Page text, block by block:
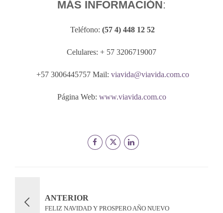
MÁS INFORMACIÓN:
Teléfono: (57 4) 448 12 52
Celulares: + 57 3206719007
+57 3006445757 Mail: viavida@viavida.com.co
Página Web: www.viavida.com.co
ANTERIOR
FELIZ NAVIDAD Y PROSPERO AÑO NUEVO